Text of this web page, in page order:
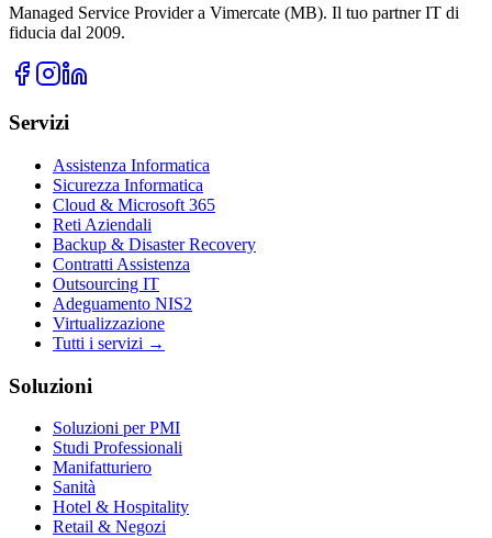
Managed Service Provider a Vimercate (MB). Il tuo partner IT di
fiducia dal 2009.
Servizi
Assistenza Informatica
Sicurezza Informatica
Cloud & Microsoft 365
Reti Aziendali
Backup & Disaster Recovery
Contratti Assistenza
Outsourcing IT
Adeguamento NIS2
Virtualizzazione
Tutti i servizi →
Soluzioni
Soluzioni per PMI
Studi Professionali
Manifatturiero
Sanità
Hotel & Hospitality
Retail & Negozi